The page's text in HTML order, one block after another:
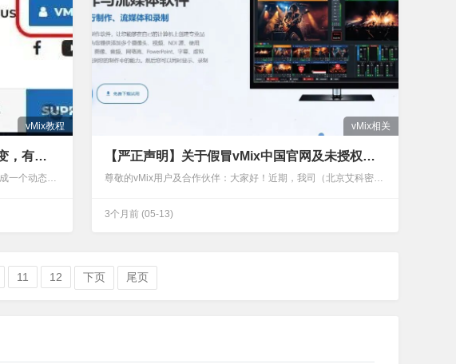
vMix教程
正版用户请注意：用户后台登录策略改变，有些细节你一定要注意
后台登录策略由原来的固定密码更改成每次都需要生成一个动态密码，第一次登录可能会有点懵，过了第一次就好了。本次登录策略的更改使得用户账号更加安全。以至于代理商都有可能无法给你做账号默认恢复。请注意：登录时不要重复提交登录请求，vMix官方邮件发送会有所延时，所以请耐心等待一下。没有进行过邮箱绑定的可以跳过此步，与之前的登录管理方式没有变化下面是登录攻略，还没有使用过目前登录策略的小伙伴一定要看完，不然后果很严重。第一步：进入VMIX.COM官网右上角，点击链接进入登录界面第二步：在右边的登录框输入自己绑定的邮箱地址。然后稍等片刻进入邮箱。第三步：打开绑定的邮箱，找到CODE码第四步：输入邮件中的…
vMix相关
【严正声明】关于假冒vMix中国官网及未授权经销商的欺诈风险警示
尊敬的vMix用户及合作伙伴：大家好！近期，我司（北京艾科密波特科技有限公司）接到多起用户反馈与咨询，称网络上出现了一些仿冒的“vMix中国官网”，且有个别公司在未经vMix官方授权、未经我司允许的情况下，恶意仿造我司官网的版面设计、架构模式及文案内容，并虚假宣称自己是“vMix授权经销商”。假冒网站示例↑这一行为不仅严重侵犯了我司的合法权益，扰乱了市场秩序，更极易误导广大用户，导致用户在不知情的情况下陷入消费陷阱。为了维护您的合法权益，避免您遭受不必要的经济损失与法律风险，北京艾科密波特科技有限公司现郑重声明如下：一、谁是真正的“中国区代理”？北京艾科密波特科技有限公司是vMix官方认证的中…
3个月前 (05-13)
11 12 下页 尾页